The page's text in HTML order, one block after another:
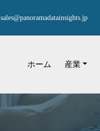
sales@panoramadatainsights.jp
ホーム 産業